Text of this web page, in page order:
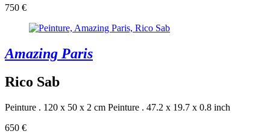
750 €
Amazing Paris
Rico Sab
Peinture . 120 x 50 x 2 cm Peinture . 47.2 x 19.7 x 0.8 inch
650 €